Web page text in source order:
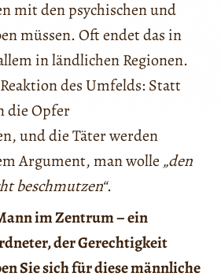
mit den psychischen und
müssen. Oft endet das in
in ländlichen Regionen.
des Umfelds: Statt
die Opfer
und die Täter werden
Argument, man wolle „den
beschmutzen“.
im Zentrum – ein
der Gerechtigkeit
Sie sich für diese männliche